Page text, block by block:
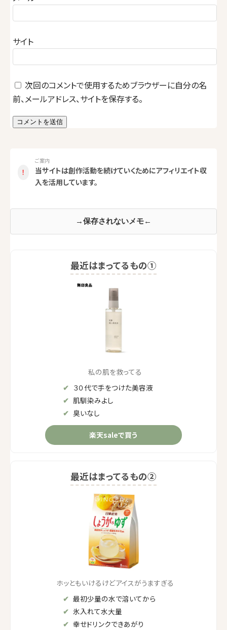
サイト
次回のコメントで使用するためブラウザーに自分の名
前、メールアドレス、サイトを保存する。
！
ご案内
当サイトは創作活動を続けていくためにアフィリエイト収
入を活用しています。
→保存されないメモ←
最近はまってるもの①
私の肌を救ってる
３０代で手をつけた美容液
肌馴染みよし
臭いなし
楽天saleで買う
最近はまってるもの②
ホッともいけるけどアイスがうますぎる
最初少量の水で溶いてから
氷入れて水大量
幸せドリンクできあがり